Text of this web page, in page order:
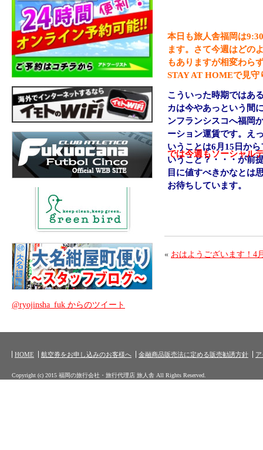
本日も旅人舎福岡は
ます。さて今週はどの
もありますが相変わら
STAY AT HOMEで見守
こういった時期ではあ
カは今やあっという間
ンフランシスコへ福岡
ーション運賃です。え
いうことは6月15日か
いうこと？・・・が前
目に値すべきかなとは
お待ちしています。
では今週もソーシャル
« おはようございます！4
@ryojinsha_fuk からのツイート
HOME 航空券をお申し込みのお客様へ 金融商品販売法に定める販売勧誘方針
Copyright (c) 2015 福岡の旅行会社・旅行代理店 旅人舎 All Rights Reserved.